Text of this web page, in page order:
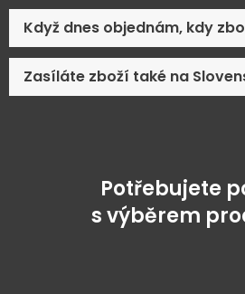
Když dnes objednám, kdy
Zasíláte zboží také na
Potřebujete
s výběrem